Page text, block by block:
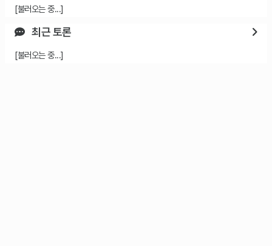
[불러오는 중...]
최근 토론
[불러오는 중...]